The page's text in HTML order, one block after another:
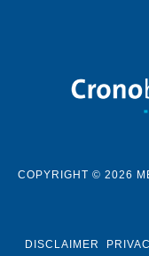
COPYRIGHT © 2026
DISCLAIMER